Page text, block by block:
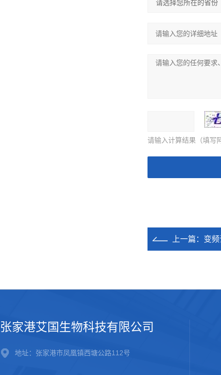
请输入计算结果（填写
上一篇： 变
张家港艾国生物科技有限公司
地址：张家港市凤凰镇西塘公路112号